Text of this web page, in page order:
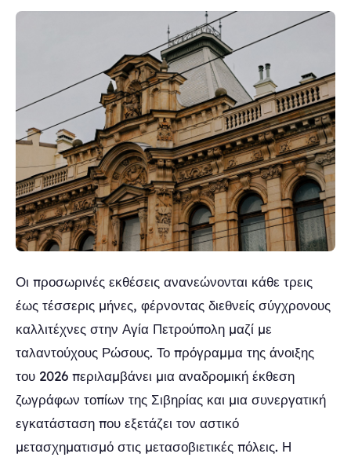
Οι προσωρινές εκθέσεις ανανεώνονται κάθε τρεις
έως τέσσερις μήνες, φέρνοντας διεθνείς σύγχρονους
καλλιτέχνες στην Αγία Πετρούπολη μαζί με
ταλαντούχους Ρώσους. Το πρόγραμμα της άνοιξης
του 2026 περιλαμβάνει μια αναδρομική έκθεση
ζωγράφων τοπίων της Σιβηρίας και μια συνεργατική
εγκατάσταση που εξετάζει τον αστικό
μετασχηματισμό στις μετασοβιετικές πόλεις. Η